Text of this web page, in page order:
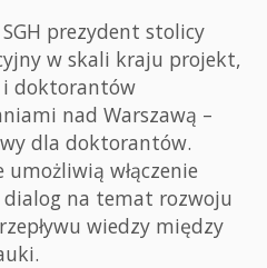
prezydent stolicy
w skali kraju projekt,
i doktorantów
nad Warszawą –
dla doktorantów.
włączenie
dialog na temat rozwoju
wiedzy między